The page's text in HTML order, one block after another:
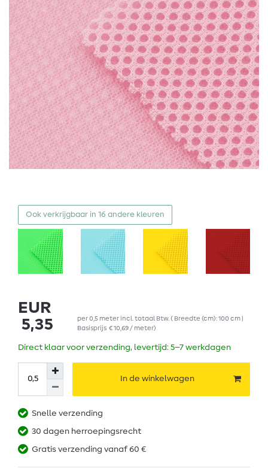
Ook verkrijgbaar in 16 andere kleuren
EUR
5,35
per0,5 meterincl. totaal Btw. ( Breedte (cm): 100 cm |
Basisprijs€ 10,69 / meter)
Direct klaar voor verzending, levertijd: 5–7 werkdagen
In de winkelwagen
Snelle verzending
30 dagen herroepingsrecht
Gratis verzending vanaf 60 €